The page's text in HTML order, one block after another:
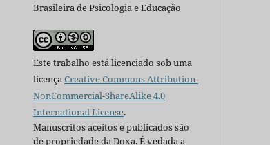
Brasileira de Psicologia e Educação
Este trabalho está licenciado sob uma
licençaCreative Commons Attribution-
NonCommercial-ShareAlike 4.0
International License.
Manuscritos aceitos e publicados são
de propriedade da Doxa. É vedada a